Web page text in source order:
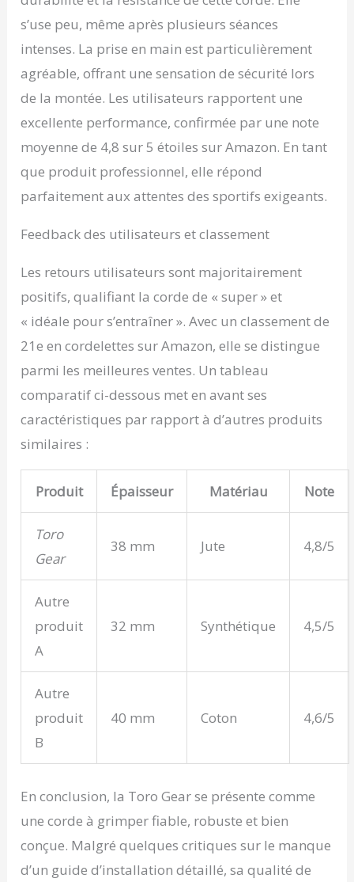
RÉSISTANCE ET
DURABILITÉ - Son triple
donne aux cordes TORO
GEAR une grande
durabilité. La poignée
thermorétractile à l'une
l'effilochage par
frottement constant.
Notre crochet est
recouvert d'un tube
renforce et lui donne une
Notre produit dispose
jours pour son retour. Si
vous avez des
questions, vous pouvez
contacter notre équipe
de service à la clientèle.
La garantie n'est valable
que pour le vendeur
officiel VUELA BOX.
s’use peu, même après plusieurs séances
intenses. La prise en main est particulièrement
agréable, offrant une sensation de sécurité lors
de la montée. Les utilisateurs rapportent une
excellente performance, confirmée par une note
moyenne de 4,8 sur 5 étoiles sur Amazon. En tant
que produit professionnel, elle répond
parfaitement aux attentes des sportifs exigeants.
Feedback des utilisateurs et classement
Les retours utilisateurs sont majoritairement
positifs, qualifiant la corde de « super » et
« idéale pour s’entraîner ». Avec un classement de
21e en cordelettes sur Amazon, elle se distingue
parmi les meilleures ventes. Un tableau
comparatif ci-dessous met en avant ses
caractéristiques par rapport à d’autres produits
similaires :
Produit Épaisseur Matériau Note
Toro
Gear
38 mm Jute 4,8/5
Autre
produit
A
32 mm Synthétique 4,5/5
Autre
produit
B
40 mm Coton 4,6/5
En conclusion, la Toro Gear se présente comme
une corde à grimper fiable, robuste et bien
conçue. Malgré quelques critiques sur le manque
d’un guide d’installation détaillé, sa qualité de